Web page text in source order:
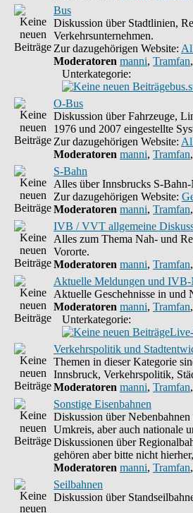
Bus
Diskussion über Stadtlinien,
Verkehrsunternehmen.
Zur dazugehörigen Website:
Moderatoren manni, Tramfan,
Unterkategorie:
O-Bus
Diskussion über Fahrzeuge,
1976 und 2007 eingestellte
Zur dazugehörigen Website:
Moderatoren manni, Tramfan,
S-Bahn
Alles über Innsbrucks S-Bahn-
Zur dazugehörigen Website:
Moderatoren manni, Tramfan,
IVB / VVT allgemeine
Alles zum Thema Nah- und
Vororte.
Moderatoren manni, Tramfan,
Aktuelle Meldungen und IVB-
Aktuelle Geschehnisse in und
Moderatoren manni, Tramfan,
Unterkategorie:
Verkehrspolitik und
Themen in dieser Kategorie
Innsbruck, Verkehrspolitik,
Moderatoren manni, Tramfan,
Sonstige Eisenbahnen
Diskussion über
Umkreis, aber auch nationale
Diskussionen über
gehören aber bitte nicht
Moderatoren manni, Tramfan,
Seilbahnen
Diskussion über